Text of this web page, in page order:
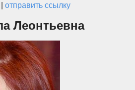
отправить ссылку
Леонтьевна